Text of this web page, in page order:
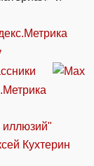
иллюзий"
Кухтерин